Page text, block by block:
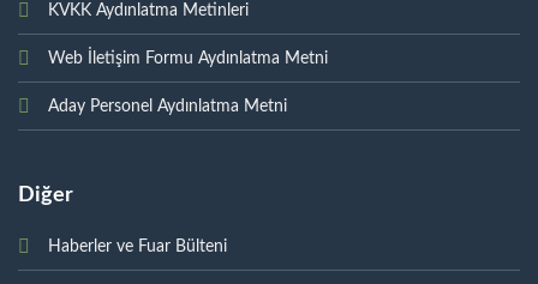
KVKK Aydınlatma Metinleri
Web İletişim Formu Aydınlatma Metni
Aday Personel Aydınlatma Metni
Diğer
Haberler ve Fuar Bülteni